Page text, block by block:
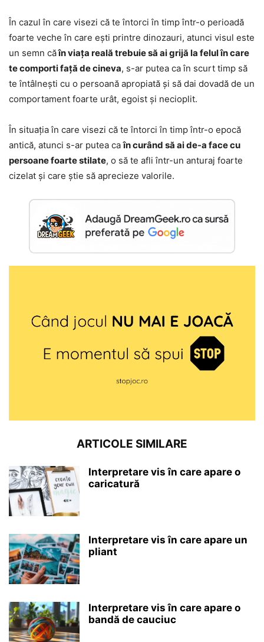
În cazul în care visezi că te întorci în timp într-o perioadă
foarte veche în care ești printre dinozauri, atunci visul este
un semn căîn viața reală trebuie să ai grijă la felul în care
te comporti față de cineva, s-ar putea ca în scurt timp să
te întâlnești cu o persoană apropiată și să dai dovadă de un
comportament foarte urât, egoist și necioplit.
În situația în care visezi că te întorci în timp într-o epocă
antică, atunci s-ar putea caîn curând să ai de-a face cu
persoane foarte stilate, o să te afli într-un anturaj foarte
cizelat și care știe să aprecieze valorile.
ARTICOLE SIMILARE
Interpretare vis în care apare o
caricatură
Interpretare vis în care apare un
pliant
Interpretare vis în care apare o
bandă de cauciuc